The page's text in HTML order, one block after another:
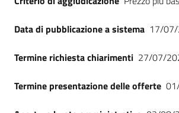
Data di pubblicazione a sistema 17/
Termine richiesta chiarimenti 27/07/
Termine presentazione delle offerte